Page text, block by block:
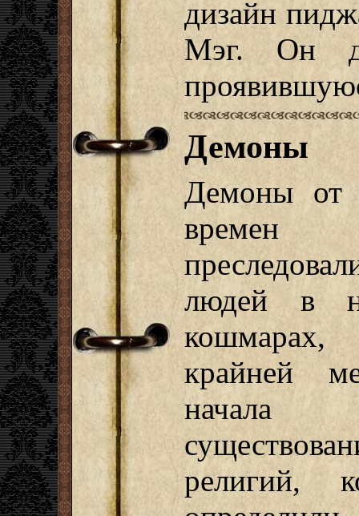
дизайн
Мэг. Он
Демоны
Демоны от
времен
людей в
крайней
начала
религий,